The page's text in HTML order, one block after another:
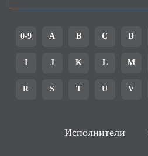
0-9 A B C D
I J K L M
R S T U V
Исполнители